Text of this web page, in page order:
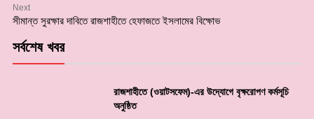
Next
সীমান্ত সুরক্ষার দাবিতে রাজশাহীতে হেফাজতে ইসলামের বিক্ষোভ
সর্বশেষ খবর
রাজশাহীতে (ওয়াটসফেম)-এর উদ্যোগে বৃক্ষরোপণ কর্মসূচি
অনুষ্ঠিত